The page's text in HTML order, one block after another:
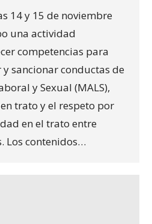
14 y 15 de noviembre
una actividad
competencias para
sancionar conductas de
y Sexual (MALS),
trato y el respeto por
en el trato entre
Los contenidos…